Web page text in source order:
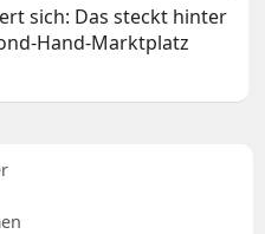
sich: Das steckt hinter
Hand-Marktplatz